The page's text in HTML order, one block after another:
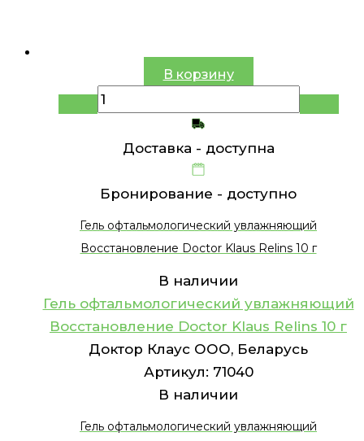
В корзину
Доставка - доступна
Бронирование - доступно
Гель офтальмологический увлажняющий
Восстановление Doctor Klaus Relins 10 г
В наличии
Гель офтальмологический увлажняющий
Восстановление Doctor Klaus Relins 10 г
Доктор Клаус ООО, Беларусь
Артикул: 71040
В наличии
Гель офтальмологический увлажняющий